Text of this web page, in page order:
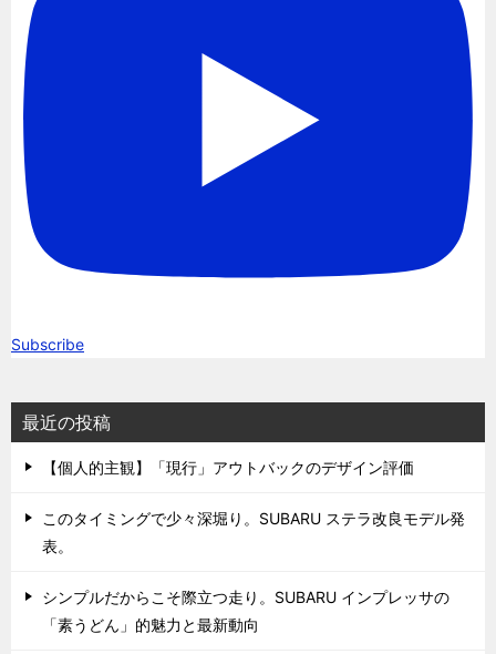
Subscribe
最近の投稿
【個人的主観】「現行」アウトバックのデザイン評価
このタイミングで少々深堀り。SUBARU ステラ改良モデル発
表。
シンプルだからこそ際立つ走り。SUBARU インプレッサの
「素うどん」的魅力と最新動向